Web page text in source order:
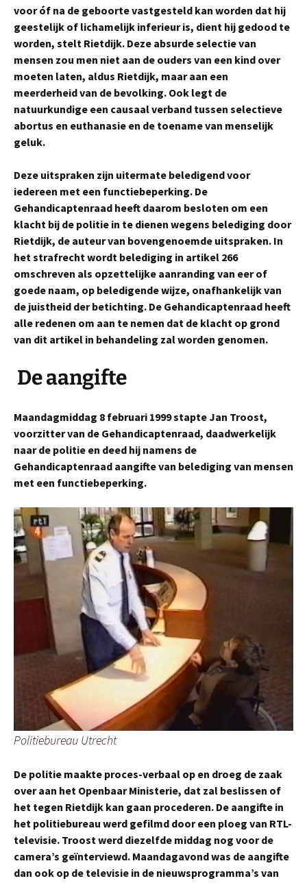
voor óf na de geboorte vastgesteld kan worden dat hij
geestelijk of lichamelijk inferieur is, dient hij gedood te
worden, stelt Rietdijk. Deze absurde selectie van
mensen zou men niet aan de ouders van een kind over
moeten laten, aldus Rietdijk, maar aan een
meerderheid van de bevolking. Ook legt de
natuurkundige een causaal verband tussen selectieve
abortus en euthanasie en de toename van menselijk
geluk.
Deze uitspraken zijn uitermate beledigend voor
iedereen met een functiebeperking. De
Gehandicaptenraad heeft daarom besloten om een
klacht bij de politie in te dienen wegens belediging door
Rietdijk, de auteur van bovengenoemde uitspraken. In
het strafrecht wordt belediging in artikel 266
omschreven als opzettelijke aanranding van eer of
goede naam, op beledigende wijze, onafhankelijk van
de juistheid der betichting. De Gehandicaptenraad heeft
alle redenen om aan te nemen dat de klacht op grond
van dit artikel in behandeling zal worden genomen.
De aangifte
Maandagmiddag 8 februari 1999 stapte Jan Troost,
voorzitter van de Gehandicaptenraad, daadwerkelijk
naar de politie en deed hij namens de
Gehandicaptenraad aangifte van belediging van mensen
met een functiebeperking.
Politiebureau Utrecht
De politie maakte proces-verbaal op en droeg de zaak
over aan het Openbaar Ministerie, dat zal beslissen of
het tegen Rietdijk kan gaan procederen. De aangifte in
het politiebureau werd gefilmd door een ploeg van RTL-
televisie. Troost werd diezelfde middag nog voor de
camera’s geïnterviewd. Maandagavond was de aangifte
dan ook op de televisie in de nieuwsprogramma’s van